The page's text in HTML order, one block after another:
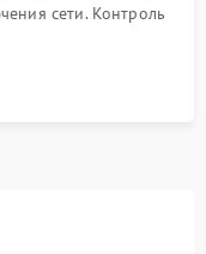
сети. Контроль
режима и
сигнала.